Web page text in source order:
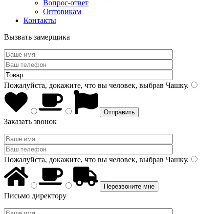
Вопрос-ответ
Оптовикам
Контакты
Вызвать замерщика
Пожалуйста, докажите, что вы человек, выбрав Чашку.
Заказать звонок
Пожалуйста, докажите, что вы человек, выбрав Чашку.
Письмо директору